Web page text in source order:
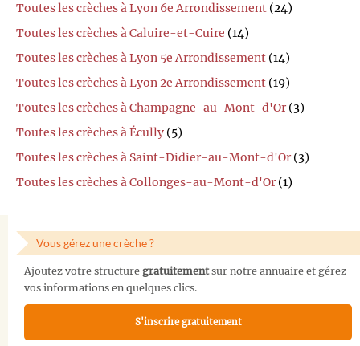
Toutes les crèches à Lyon 6e Arrondissement (24)
Toutes les crèches à Caluire-et-Cuire (14)
Toutes les crèches à Lyon 5e Arrondissement (14)
Toutes les crèches à Lyon 2e Arrondissement (19)
Toutes les crèches à Champagne-au-Mont-d'Or (3)
Toutes les crèches à Écully (5)
Toutes les crèches à Saint-Didier-au-Mont-d'Or (3)
Toutes les crèches à Collonges-au-Mont-d'Or (1)
Vous gérez une crèche ?
Ajoutez votre structure gratuitementsur notre annuaire et gérez
vos informations en quelques clics.
S'inscrire gratuitement